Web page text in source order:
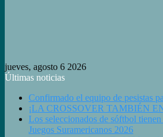
jueves, agosto 6 2026
Últimas noticias
Confirmado el equipo de pesistas
¡LA CROSSOVER TAMBIÉN
Los seleccionados de sóftbol
Juegos Suramericanos 2026